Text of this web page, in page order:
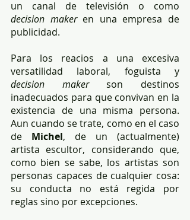
decision maker en una empresa de
publicidad.
Para los reacios a una excesiva
decision maker son destinos
inadecuados para que convivan en la
existencia de una misma persona.
Aun cuando se trate, como en el caso
de Michel, de un (actualmente)
artista escultor, considerando que,
como bien se sabe, los artistas son
personas capaces de cualquier cosa:
su conducta no está regida por
reglas sino por excepciones.